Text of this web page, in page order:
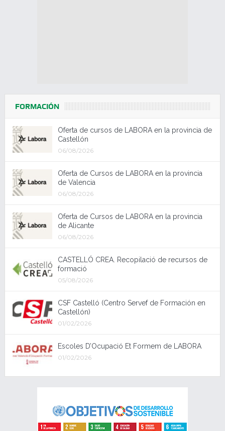
FORMACIÓN
Oferta de cursos de LABORA en la provincia de
Castellón
06/08/2026
Oferta de Cursos de LABORA en la provincia
de Valencia
06/08/2026
Oferta de Cursos de LABORA en la provincia
de Alicante
06/08/2026
CASTELLÓ CREA. Recopilació de recursos de
formació
05/08/2026
CSF Castelló (Centro Servef de Formación en
Castellón)
01/02/2026
Escoles D’Ocupació Et Formem de LABORA
01/02/2026